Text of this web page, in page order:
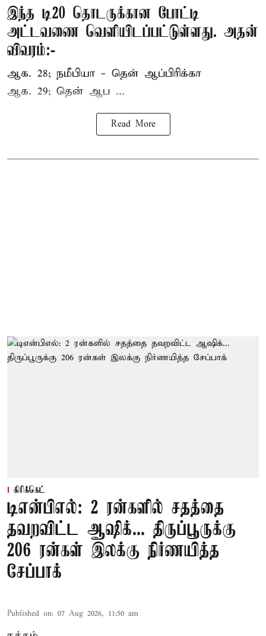
இந்த டி20 தொடருக்கான போட்டி
அட்டவணை வெளியிடப்பட்டுள்ளது. அதன்
விவரம்:-
ஆக. 28; நமீபியா - தென் ஆப்பிரிக்கா
ஆக. 29; தென் ஆப ...
Read More
கிரிக்கெட்
டிஎன்பிஎல்: 2 ரன்களில் சதத்தை
தவறவிட்ட ஆஷிக்... திருப்பூருக்கு
206 ரன்கள் இலக்கு நிர்ணயித்த
சேப்பாக்
Published on: 07 Aug 2026, 11:50 am